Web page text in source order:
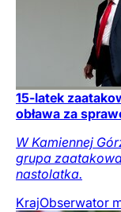
15-latek
obława za
W Kamiennej
grupa
nastolatka.
KrajObserwator